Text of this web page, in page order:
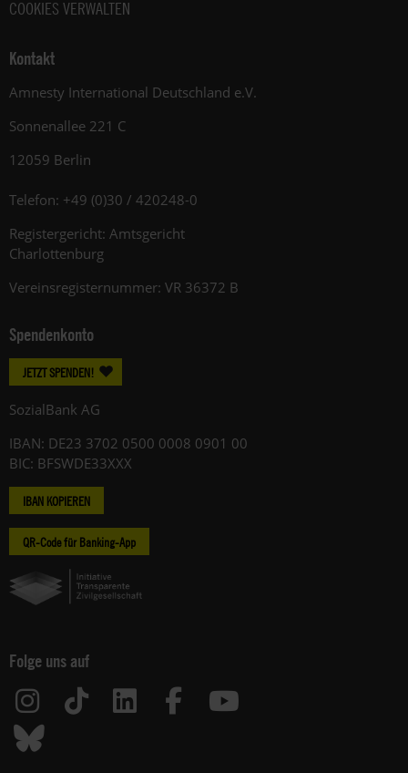
COOKIES VERWALTEN
Kontakt
Amnesty International Deutschland e.V.
Sonnenallee 221 C
12059 Berlin
Telefon: +49 (0)30 / 420248-0
Registergericht: Amtsgericht
Charlottenburg
Vereinsregisternummer: VR 36372 B
Spendenkonto
JETZT SPENDEN!
SozialBank AG
IBAN: DE23 3702 0500 0008 0901 00
BIC: BFSWDE33XXX
IBAN KOPIEREN
QR-Code für Banking-App
Folge uns auf